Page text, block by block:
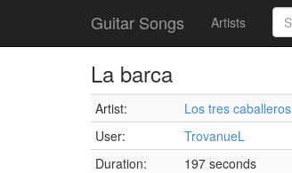
Guitar Songs Artists
La barca
Artist: Los tres caballeros
User:
TrovanueL
Duration:
197 seconds